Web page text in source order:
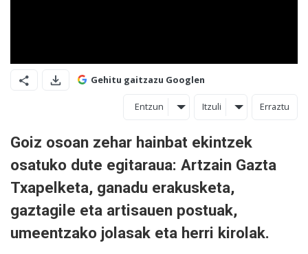
Gehitu gaitzazu Googlen
Entzun Itzuli Erraztu
Goiz osoan zehar hainbat ekintzek
osatuko dute egitaraua: Artzain Gazta
Txapelketa, ganadu erakusketa,
gaztagile eta artisauen postuak,
umeentzako jolasak eta herri kirolak.